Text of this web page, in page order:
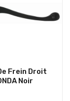
Frein Droit
Noir